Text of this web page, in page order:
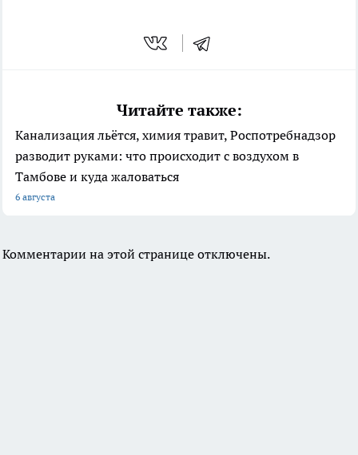
Читайте также:
Канализация льётся, химия травит, Роспотребнадзор
разводит руками: что происходит с воздухом в
Тамбове и куда жаловаться
6 августа
Комментарии на этой странице отключены.